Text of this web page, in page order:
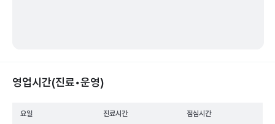
영업시간(진료•운영)
요일 진료시간 점심시간